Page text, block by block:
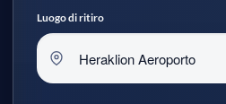
Luogo di ritiro